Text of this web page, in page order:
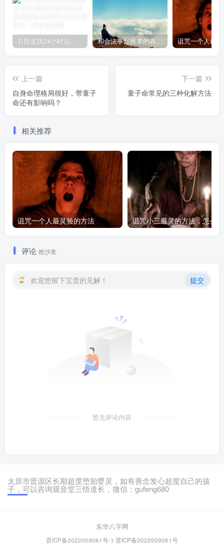
上一篇
自身命理格局很好，带童子
命还有影响吗？
下一篇
童子命常见的三种化解方法
相关推荐
诅咒一个人最灵验的方法
评论 抢沙发
欢迎您留下宝贵的见解！ 提交
暂无评论内容
太原市晋源区长期超度堕胎婴灵，如有善念发心超度自己的孩
子，可以咨询观音堂三悟道长，微信：gufeng680
东华八字网
晋ICP备2022009061号-1 晋ICP备2022009061号